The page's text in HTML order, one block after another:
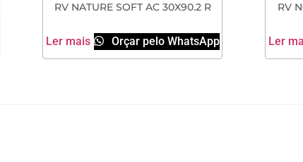
RV NATURE SOFT AC 30X90.2 R
Ler mais Orçar pelo WhatsApp
RV
Ler